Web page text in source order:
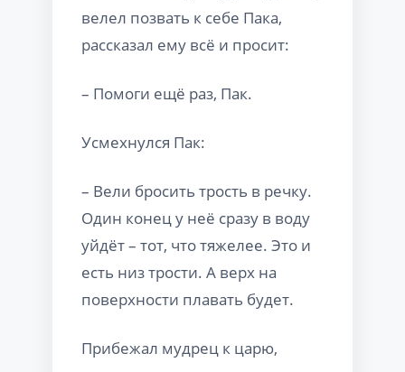
велел позвать к себе Пака,
рассказал ему всё и просит:
– Помоги ещё раз, Пак.
Усмехнулся Пак:
– Вели бросить трость в речку.
Один конец у неё сразу в воду
уйдёт – тот, что тяжелее. Это и
есть низ трости. А верх на
поверхности плавать будет.
Прибежал мудрец к царю,